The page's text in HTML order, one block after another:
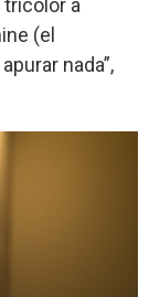
a
(el
nada”,